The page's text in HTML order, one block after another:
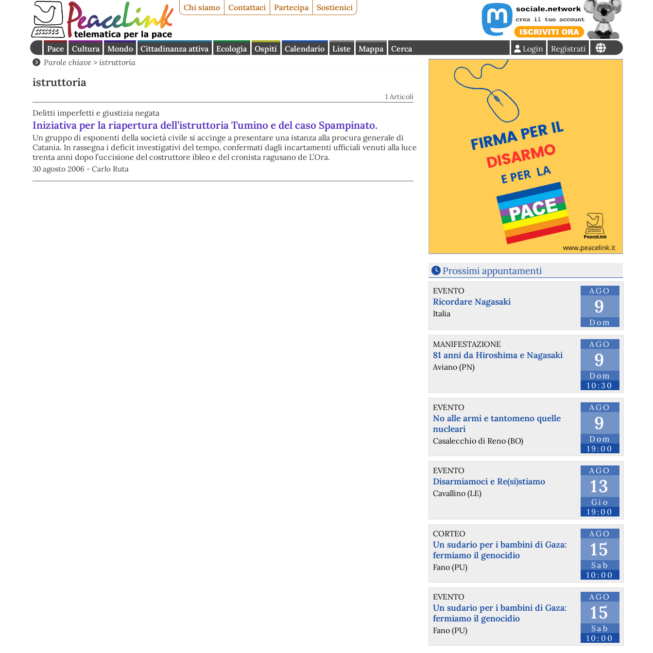
Chi siamo Contattaci Partecipa Sostienici
Pace Cultura Mondo Cittadinanza attiva Ecologia Ospiti Calendario Liste Mappa Cerca Registrati
Login
Parole chiave > istruttoria
istruttoria
1 Articoli
Delitti imperfetti e giustizia negata
Iniziativa per la riapertura dell’istruttoria Tumino e del caso Spampinato.
Un gruppo di esponenti della società civile si accinge a presentare una istanza alla procura generale di
Catania. In rassegna i deficit investigativi del tempo, confermati dagli incartamenti ufficiali venuti alla luce
trenta anni dopo l’uccisione del costruttore ibleo e del cronista ragusano de L’Ora.
30 agosto 2006 - Carlo Ruta
Prossimi appuntamenti
AGO
9
Dom
EVENTO
Ricordare Nagasaki
Italia
AGO
9
Dom
10:30
MANIFESTAZIONE
81 anni da Hiroshima e Nagasaki
Aviano (PN)
AGO
9
Dom
19:00
EVENTO
No alle armi e tantomeno quelle
nucleari
Casalecchio di Reno (BO)
AGO
13
Gio
19:00
EVENTO
Disarmiamoci e Re(si)stiamo
Cavallino (LE)
AGO
15
Sab
10:00
CORTEO
Un sudario per i bambini di Gaza:
fermiamo il genocidio
Fano (PU)
AGO
15
Sab
10:00
EVENTO
Un sudario per i bambini di Gaza:
fermiamo il genocidio
Fano (PU)